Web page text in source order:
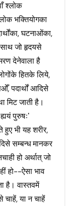
श्लोक
भक्तियोगका
घटनाओंका,
साथ जो हृदयसे
देनेवाला है
हितके लिये,
पदार्थों आदिसे
मिट जाती है।
पुरुषः'
भी यह शरीर,
सम्बन्ध मानकर
हो अर्थात् जो
हो--ऐसा भाव
है। वास्तवमें
चाहें, या न चाहें